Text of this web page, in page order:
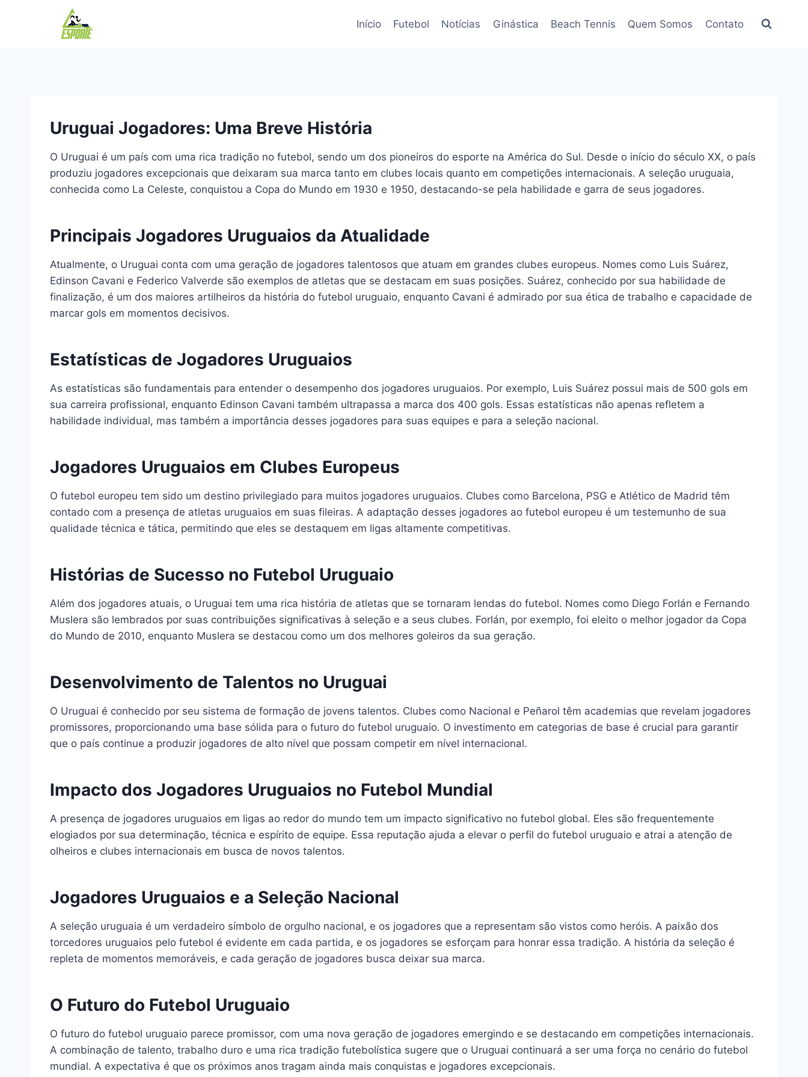
Início Futebol Notícias Ginástica Beach Tennis Quem Somos Contato
Uruguai Jogadores: Uma Breve História
O Uruguai é um país com uma rica tradição no futebol, sendo um dos pioneiros do esporte na América do Sul. Desde o início do século XX, o país
produziu jogadores excepcionais que deixaram sua marca tanto em clubes locais quanto em competições internacionais. A seleção uruguaia,
conhecida como La Celeste, conquistou a Copa do Mundo em 1930 e 1950, destacando-se pela habilidade e garra de seus jogadores.
Principais Jogadores Uruguaios da Atualidade
Atualmente, o Uruguai conta com uma geração de jogadores talentosos que atuam em grandes clubes europeus. Nomes como Luis Suárez,
Edinson Cavani e Federico Valverde são exemplos de atletas que se destacam em suas posições. Suárez, conhecido por sua habilidade de
finalização, é um dos maiores artilheiros da história do futebol uruguaio, enquanto Cavani é admirado por sua ética de trabalho e capacidade de
marcar gols em momentos decisivos.
Estatísticas de Jogadores Uruguaios
As estatísticas são fundamentais para entender o desempenho dos jogadores uruguaios. Por exemplo, Luis Suárez possui mais de 500 gols em
sua carreira profissional, enquanto Edinson Cavani também ultrapassa a marca dos 400 gols. Essas estatísticas não apenas refletem a
habilidade individual, mas também a importância desses jogadores para suas equipes e para a seleção nacional.
Jogadores Uruguaios em Clubes Europeus
O futebol europeu tem sido um destino privilegiado para muitos jogadores uruguaios. Clubes como Barcelona, PSG e Atlético de Madrid têm
contado com a presença de atletas uruguaios em suas fileiras. A adaptação desses jogadores ao futebol europeu é um testemunho de sua
qualidade técnica e tática, permitindo que eles se destaquem em ligas altamente competitivas.
Histórias de Sucesso no Futebol Uruguaio
Além dos jogadores atuais, o Uruguai tem uma rica história de atletas que se tornaram lendas do futebol. Nomes como Diego Forlán e Fernando
Muslera são lembrados por suas contribuições significativas à seleção e a seus clubes. Forlán, por exemplo, foi eleito o melhor jogador da Copa
do Mundo de 2010, enquanto Muslera se destacou como um dos melhores goleiros da sua geração.
Desenvolvimento de Talentos no Uruguai
O Uruguai é conhecido por seu sistema de formação de jovens talentos. Clubes como Nacional e Peñarol têm academias que revelam jogadores
promissores, proporcionando uma base sólida para o futuro do futebol uruguaio. O investimento em categorias de base é crucial para garantir
que o país continue a produzir jogadores de alto nível que possam competir em nível internacional.
Impacto dos Jogadores Uruguaios no Futebol Mundial
A presença de jogadores uruguaios em ligas ao redor do mundo tem um impacto significativo no futebol global. Eles são frequentemente
elogiados por sua determinação, técnica e espírito de equipe. Essa reputação ajuda a elevar o perfil do futebol uruguaio e atrai a atenção de
olheiros e clubes internacionais em busca de novos talentos.
Jogadores Uruguaios e a Seleção Nacional
A seleção uruguaia é um verdadeiro símbolo de orgulho nacional, e os jogadores que a representam são vistos como heróis. A paixão dos
torcedores uruguaios pelo futebol é evidente em cada partida, e os jogadores se esforçam para honrar essa tradição. A história da seleção é
repleta de momentos memoráveis, e cada geração de jogadores busca deixar sua marca.
O Futuro do Futebol Uruguaio
O futuro do futebol uruguaio parece promissor, com uma nova geração de jogadores emergindo e se destacando em competições internacionais.
A combinação de talento, trabalho duro e uma rica tradição futebolística sugere que o Uruguai continuará a ser uma força no cenário do futebol
mundial. A expectativa é que os próximos anos tragam ainda mais conquistas e jogadores excepcionais.